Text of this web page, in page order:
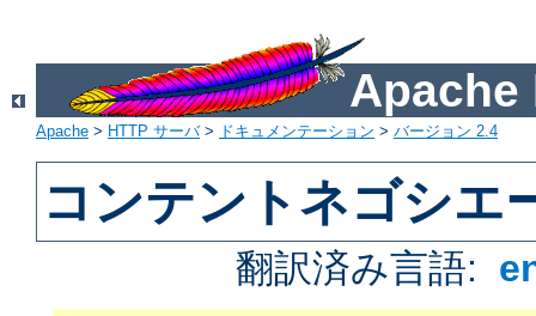
Apache
Apache > HTTP サーバ> ドキュメンテーション > バージョン 2.4
コンテントネゴシエ
翻訳済み言語: